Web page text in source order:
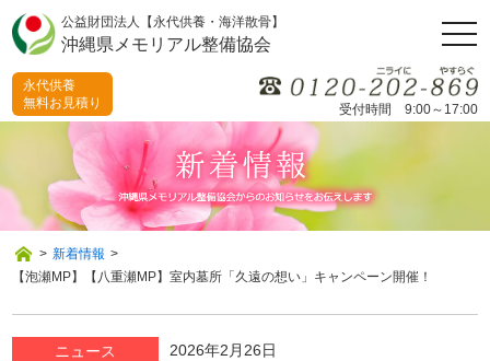
公益財団法人【永代供養・海洋散骨】
沖縄県メモリアル整備協会
受付時間 9:00～17:00
永代供養
無料お見積り
> 新着情報 >
【泡瀬MP】【八重瀬MP】室内墓所「久遠の想い」キャンペーン開催！
ニュース 2026年2月26日